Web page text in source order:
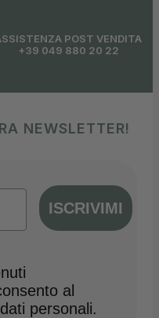
POST VENDITA
+39 049 880 20 22
NEWSLETTER!
ISCRIVIMI
al
personali.